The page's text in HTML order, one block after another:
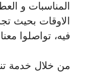
المناسبات و
الاوقات بحيث
فيه، تواصلوا